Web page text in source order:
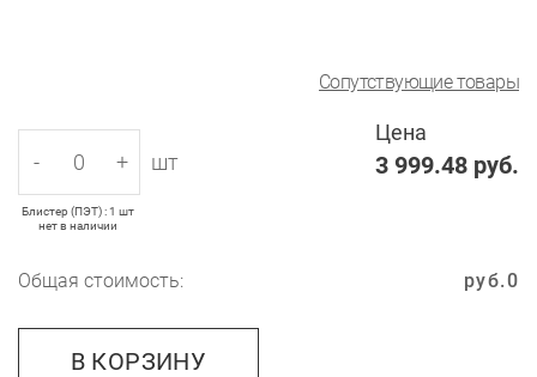
Сопутствующие товары
Цена
3 999.48 руб.
- + шт
Блистер (ПЭТ) : 1 шт
нет в наличии
Общая стоимость: 0
руб.
В КОРЗИНУ